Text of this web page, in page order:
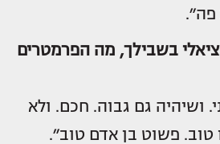
בשבילך, מה הפרמטרים
ושיהיה גם גבוה. חכם. ולא
טוב. פשוט בן אדם טוב״.